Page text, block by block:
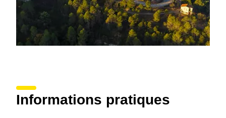
Informations pratiques